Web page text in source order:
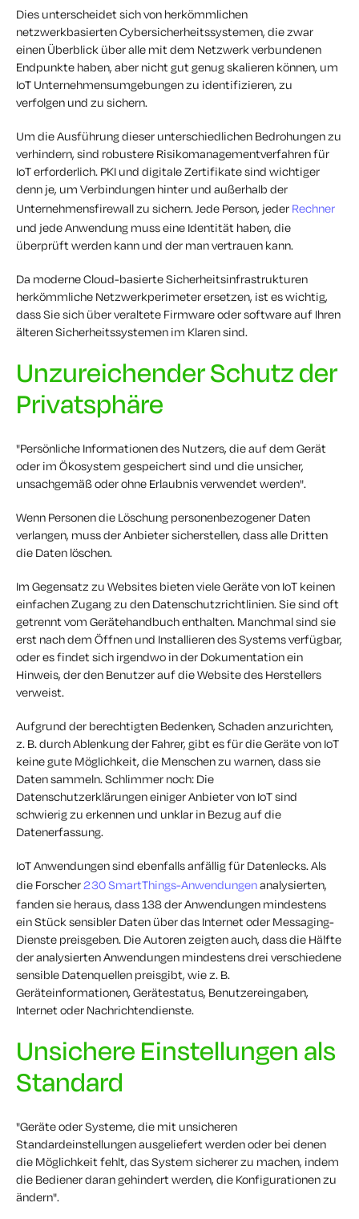
Dies unterscheidet sich von herkömmlichen
netzwerkbasierten Cybersicherheitssystemen, die zwar
einen Überblick über alle mit dem Netzwerk verbundenen
Endpunkte haben, aber nicht gut genug skalieren können, um
IoT Unternehmensumgebungen zu identifizieren, zu
verfolgen und zu sichern.
Um die Ausführung dieser unterschiedlichen Bedrohungen zu
verhindern, sind robustere Risikomanagementverfahren für
IoT erforderlich. PKI und digitale Zertifikate sind wichtiger
denn je, um Verbindungen hinter und außerhalb der
Unternehmensfirewall zu sichern. Jede Person, jeder Rechner
und jede Anwendung muss eine Identität haben, die
überprüft werden kann und der man vertrauen kann.
Da moderne Cloud-basierte Sicherheitsinfrastrukturen
herkömmliche Netzwerkperimeter ersetzen, ist es wichtig,
dass Sie sich über veraltete Firmware oder software auf Ihren
älteren Sicherheitssystemen im Klaren sind.
Unzureichender Schutz der
Privatsphäre
"Persönliche Informationen des Nutzers, die auf dem Gerät
oder im Ökosystem gespeichert sind und die unsicher,
unsachgemäß oder ohne Erlaubnis verwendet werden".
Wenn Personen die Löschung personenbezogener Daten
verlangen, muss der Anbieter sicherstellen, dass alle Dritten
die Daten löschen.
Im Gegensatz zu Websites bieten viele Geräte von IoT keinen
einfachen Zugang zu den Datenschutzrichtlinien. Sie sind oft
getrennt vom Gerätehandbuch enthalten. Manchmal sind sie
erst nach dem Öffnen und Installieren des Systems verfügbar,
oder es findet sich irgendwo in der Dokumentation ein
Hinweis, der den Benutzer auf die Website des Herstellers
verweist.
Aufgrund der berechtigten Bedenken, Schaden anzurichten,
z. B. durch Ablenkung der Fahrer, gibt es für die Geräte von IoT
keine gute Möglichkeit, die Menschen zu warnen, dass sie
Daten sammeln. Schlimmer noch: Die
Datenschutzerklärungen einiger Anbieter von IoT sind
schwierig zu erkennen und unklar in Bezug auf die
Datenerfassung.
IoT Anwendungen sind ebenfalls anfällig für Datenlecks. Als
die Forscher230 SmartThings-Anwendungenanalysierten,
fanden sie heraus, dass 138 der Anwendungen mindestens
ein Stück sensibler Daten über das Internet oder Messaging-
Dienste preisgeben. Die Autoren zeigten auch, dass die Hälfte
der analysierten Anwendungen mindestens drei verschiedene
sensible Datenquellen preisgibt, wie z. B.
Geräteinformationen, Gerätestatus, Benutzereingaben,
Internet oder Nachrichtendienste.
Unsichere Einstellungen als
Standard
"Geräte oder Systeme, die mit unsicheren
Standardeinstellungen ausgeliefert werden oder bei denen
die Möglichkeit fehlt, das System sicherer zu machen, indem
die Bediener daran gehindert werden, die Konfigurationen zu
ändern".